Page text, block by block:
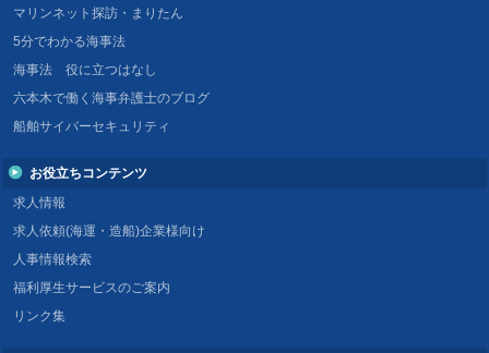
マリンネット探訪・まりたん
5分でわかる海事法
海事法 役に立つはなし
六本木で働く海事弁護士のブログ
船舶サイバーセキュリティ
お役立ちコンテンツ
求人情報
求人依頼(海運・造船)企業様向け
人事情報検索
福利厚生サービスのご案内
リンク集